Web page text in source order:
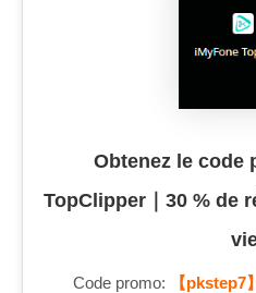
Obtenez le code
TopClipper｜30 % de
Code promo: 【pkstep7】